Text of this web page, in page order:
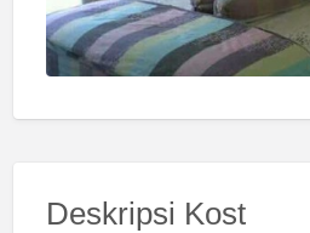
Deskripsi Kost